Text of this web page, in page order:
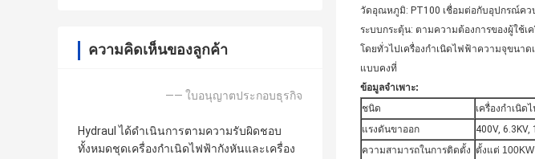
ความคิดเห็นของลูกค้า
—— ใบอนุญาตประกอบธุรกิจ
Hydraul ได้ดำเนินการตามความรับผิดชอบ
ทั้งหมดชุดเครื่องกำเนิดไฟฟ้ากังหันและเครื่อง
วัดอุณหภูมิ: PT100 เชื่อมต่อกับอุปกรณ์ค
ระบบกระตุ้น: ตามความต้องการของผู้ใช้
โดยทั่วไปเครื่องกำเนิดไฟฟ้าความจุขนา
แบบคงที่
ข้อมูลจำเพาะ:
ชนิด
เครื่องกำเนิ
แรงดันขาออก
400V,
ความสามารถในการติดตั้ง ตั้งแต่